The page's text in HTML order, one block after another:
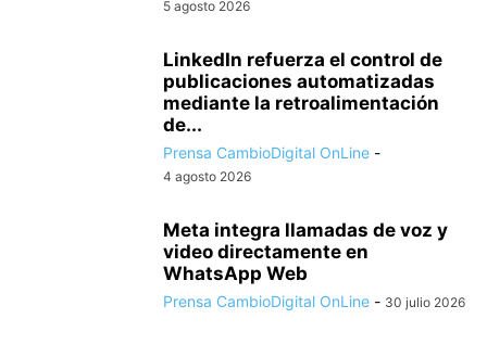
5 agosto 2026
LinkedIn refuerza el control de
publicaciones automatizadas
mediante la retroalimentación
de...
Prensa CambioDigital OnLine -
4 agosto 2026
Meta integra llamadas de voz y
video directamente en
WhatsApp Web
Prensa CambioDigital OnLine - 30 julio 2026